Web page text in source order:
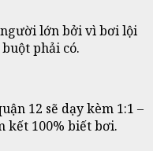
lớn bởi vì bơi lội
phải có.
12 sẽ dạy kèm 1:1 –
kết 100% biết bơi.